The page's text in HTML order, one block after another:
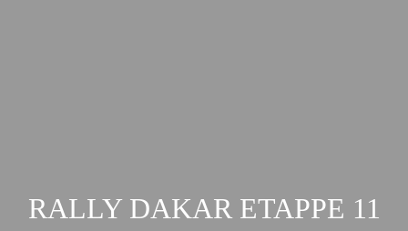
RALLY DAKAR ETAPPE 11